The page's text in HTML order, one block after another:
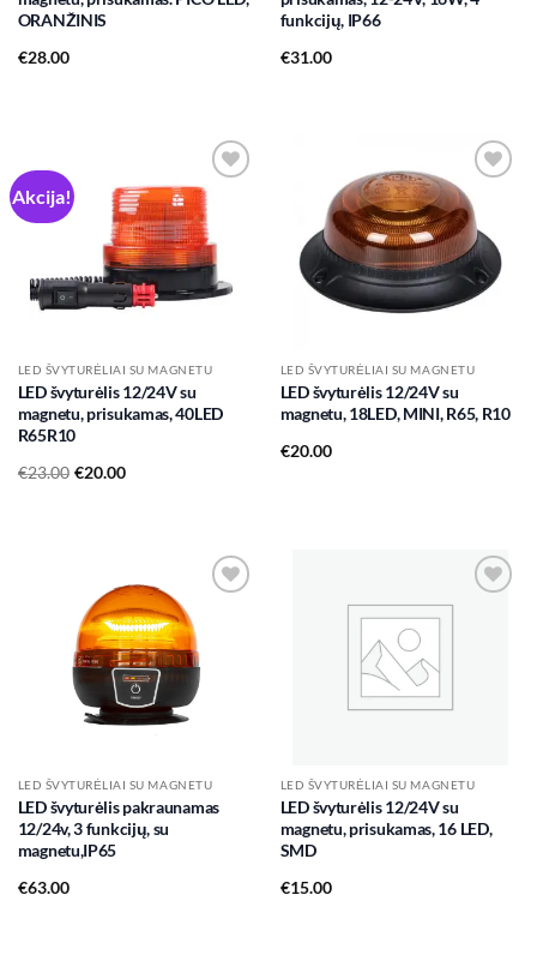
ORANŽINIS
€28.00
funkcijų, IP66
€31.00
Akcija!
Add to
wishlist
LED ŠVYTURĖLIAI SU MAGNETU
LED švyturėlis 12/24V su
magnetu, prisukamas, 40LED
R65R10
€23.00
Original€20.00
Current
Add to
wishlist
LED ŠVYTURĖLIAI SU MAGNETU
LED švyturėlis 12/24V su
magnetu, 18LED, MINI, R65, R10
€20.00
LED ŠVYTURĖLIAI SU MAGNETU
LED švyturėlis pakraunamas
12/24v, 3 funkcijų, su
magnetu,IP65
€63.00
LED ŠVYTURĖLIAI SU MAGNETU
LED švyturėlis 12/24V su
magnetu, prisukamas, 16 LED,
SMD
€15.00